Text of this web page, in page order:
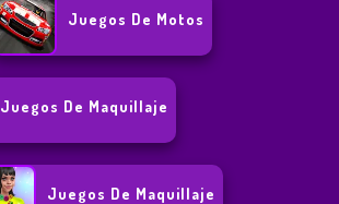
Juegos De Motos
Juegos De Maquillaje
Juegos De Maquillaje